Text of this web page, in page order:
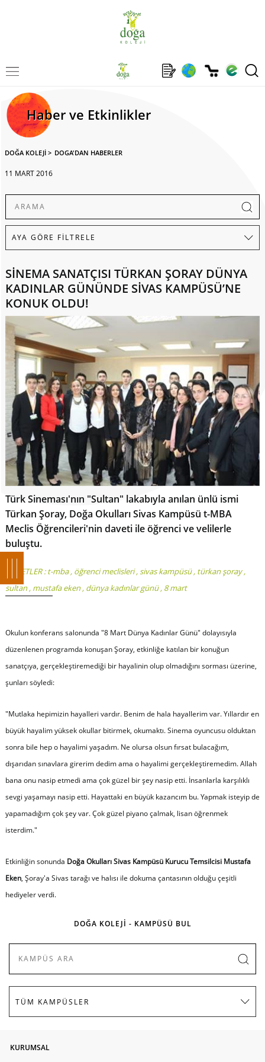
Haber ve Etkinlikler
DOĞA KOLEJİ > DOGA'DAN HABERLER
11 MART 2016
SİNEMA SANATÇISI TÜRKAN ŞORAY DÜNYA
KADINLAR GÜNÜNDE SİVAS KAMPÜSÜ’NE
KONUK OLDU!
Türk Sineması'nın "Sultan" lakabıyla anılan ünlü ismi
Türkan Şoray, Doğa Okulları Sivas Kampüsü t-MBA
Meclis Öğrencileri'nin daveti ile öğrenci ve velilerle
buluştu.
ETİKETLER :t-mba, öğrenci meclisleri, sivas kampüsü, türkan şoray,
sultan, mustafa eken, dünya kadınlar günü, 8 mart
Okulun konferans salonunda "8 Mart Dünya Kadınlar Günü" dolayısıyla
düzenlenen programda konuşan Şoray, etkinliğe katılan bir konuğun
sanatçıya, gerçekleştiremediği bir hayalinin olup olmadığını sorması üzerine,
şunları söyledi:
"Mutlaka hepimizin hayalleri vardır. Benim de hala hayallerim var. Yıllardır en
büyük hayalim yüksek okullar bitirmek, okumaktı. Sinema oyuncusu olduktan
sonra bile hep o hayalimi yaşadım. Ne olursa olsun fırsat bulacağım,
dışarıdan sınavlara girerim dedim ama o hayalimi gerçekleştiremedim. Allah
bana onu nasip etmedi ama çok güzel bir şey nasip etti. İnsanlarla karşılıklı
sevgi yaşamayı nasip etti. Hayattaki en büyük kazancım bu. Yapmak isteyip de
yapamadığım çok şey var. Çok güzel piyano çalmak, lisan öğrenmek
isterdim."
Etkinliğin sonunda Doğa Okulları Sivas Kampüsü Kurucu Temsilcisi Mustafa
Eken, Şoray'a Sivas tarağı ve halısı ile dokuma çantasının olduğu çeşitli
hediyeler verdi.
DOĞA KOLEJİ - KAMPÜSÜ BUL
KURUMSAL